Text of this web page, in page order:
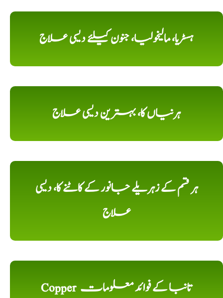
ہسٹریا، مالیخولیا، جنون کیلئے دیسی علاج
ہرنیاں کا، بہترین دیسی علاج
ہر قسم کے زہریلے جانور کے کاٹنے کا، دیسی
علاج
Copper تانبا کے فوائد معلومات